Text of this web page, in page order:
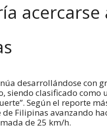
acercarse
desarrollándose con
siendo clasificado como
Según el reporte
Filipinas avanzando
de 25 km/h.